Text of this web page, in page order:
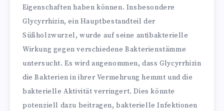
Eigenschaften haben können. Insbesondere
Glycyrrhizin, ein Hauptbestandteil der
Süßholzwurzel, wurde auf seine antibakterielle
Wirkung gegen verschiedene Bakterienstämme
untersucht. Es wird angenommen, dass Glycyrrhizin
die Bakterien in ihrer Vermehrung hemmt und die
bakterielle Aktivität verringert. Dies könnte
potenziell dazu beitragen, bakterielle Infektionen